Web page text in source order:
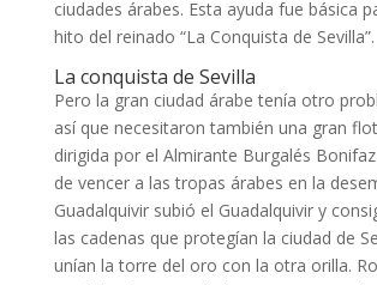
campamento el rey de Granada llamado
Rojo) que rindió vasallaje a Fernando e
ofrece ayudar con sus tropas a luchar
ciudades árabes. Esta ayuda fue básica
hito del reinado “La Conquista de Sevilla”.
La conquista de Sevilla
Pero la gran ciudad árabe tenía otro
así que necesitaron también una gran
dirigida por el Almirante Burgalés Bonifaz